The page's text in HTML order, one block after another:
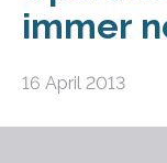
immer
16 April 2013